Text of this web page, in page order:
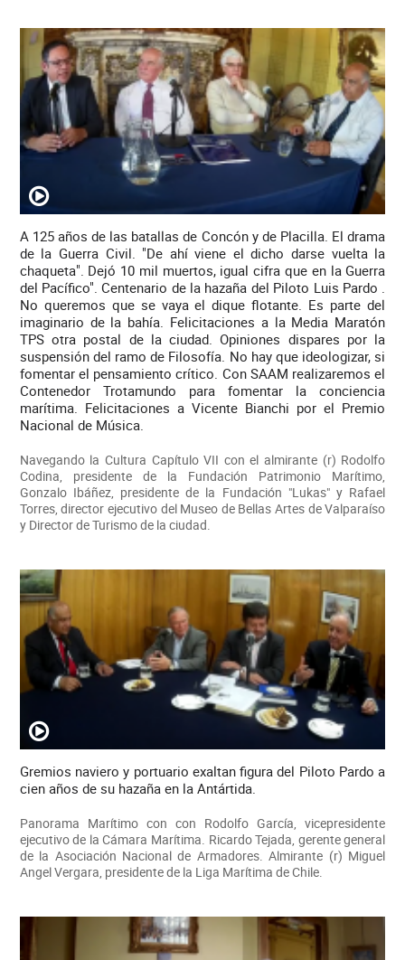
A 125 años de las batallas de Concón y de Placilla. El drama
de la Guerra Civil. "De ahí viene el dicho darse vuelta la
chaqueta". Dejó 10 mil muertos, igual cifra que en la Guerra
del Pacífico". Centenario de la hazaña del Piloto Luis Pardo .
No queremos que se vaya el dique flotante. Es parte del
imaginario de la bahía. Felicitaciones a la Media Maratón
TPS otra postal de la ciudad. Opiniones dispares por la
suspensión del ramo de Filosofía. No hay que ideologizar, si
fomentar el pensamiento crítico. Con SAAM realizaremos el
Contenedor Trotamundo para fomentar la conciencia
marítima. Felicitaciones a Vicente Bianchi por el Premio
Nacional de Música.
Navegando la Cultura Capítulo VII con el almirante (r) Rodolfo
Codina, presidente de la Fundación Patrimonio Marítimo,
Gonzalo Ibáñez, presidente de la Fundación "Lukas" y Rafael
Torres, director ejecutivo del Museo de Bellas Artes de Valparaíso
y Director de Turismo de la ciudad.
Gremios naviero y portuario exaltan figura del Piloto Pardo a
cien años de su hazaña en la Antártida.
Panorama Marítimo con con Rodolfo García, vicepresidente
ejecutivo de la Cámara Marítima. Ricardo Tejada, gerente general
de la Asociación Nacional de Armadores. Almirante (r) Miguel
Angel Vergara, presidente de la Liga Marítima de Chile.